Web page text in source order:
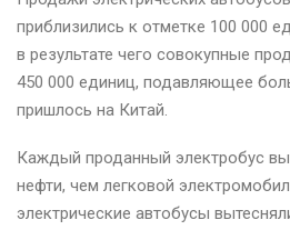
приблизились к отметке 100 000
в результате чего совокупные
450 000 единиц, подавляющее
пришлось на Китай.
Каждый проданный электробус
нефти, чем легковой
электрические автобусы